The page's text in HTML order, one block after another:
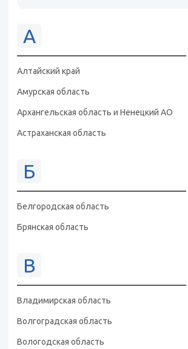
А
Алтайский край
Амурская область
Архангельская область и Ненецкий АО
Астраханская область
Б
Белгородская область
Брянская область
В
Владимирская область
Волгоградская область
Вологодская область